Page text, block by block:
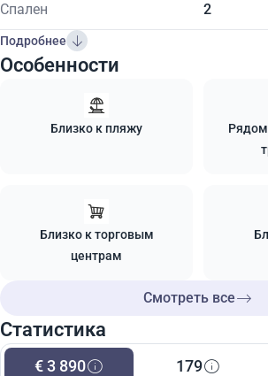
Спален 2
Подробнее
Особенности
Близко к пляжу
Близко к торговым
центрам
Смотреть все
Статистика
€ 3 890 179